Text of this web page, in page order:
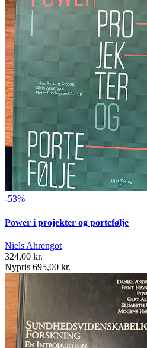
-53%
Power i projekter og portefølje
Niels Ahrengot
324,00 kr.
Nypris 695,00 kr.